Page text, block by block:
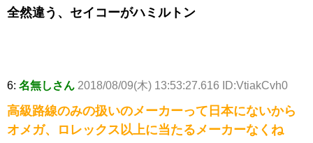
全然違う、セイコーがハミルトン
6: 名無しさん 2018/08/09(木) 13:53:27.616 ID:VtiakCvh0
高級路線のみの扱いのメーカーって日本にないから
オメガ、ロレックス以上に当たるメーカーなくね